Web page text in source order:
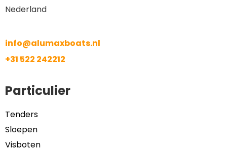
Nederland
info@alumaxboats.nl
+31 522 242212
Particulier
Tenders
Sloepen
Visboten